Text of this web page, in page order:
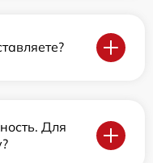
Для